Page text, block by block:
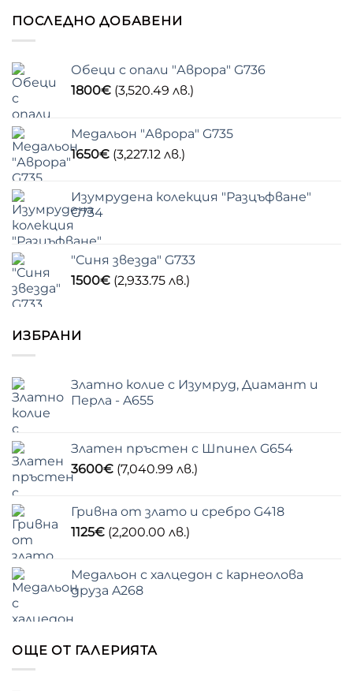
ПОСЛЕДНО ДОБАВЕНИ
Обеци с опали "Аврора" G736
1800€ (3,520.49 лв.)
Медальон "Аврора" G735
1650€ (3,227.12 лв.)
Изумрудена колекция "Разцъфване"
G734
"Синя звезда" G733
1500€ (2,933.75 лв.)
ИЗБРАНИ
Златно колие с Изумруд, Диамант и
Перла - A655
Златен пръстен с Шпинел G654
3600€ (7,040.99 лв.)
Гривна от злато и сребро G418
1125€ (2,200.00 лв.)
Медальон с халцедон с карнеолова
друза A268
ОЩЕ ОТ ГАЛЕРИЯТА